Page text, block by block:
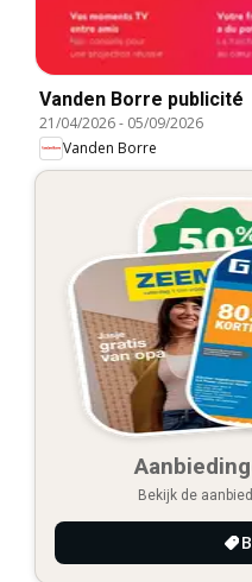
Vanden Borre publicité
21/04/2026- 05/09/2026
Vanden Borre
Bekijk de